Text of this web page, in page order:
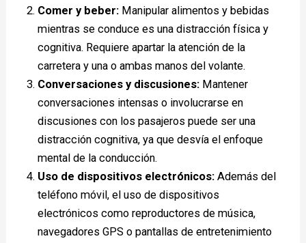
Comer y beber: Manipular alimentos y bebidas
mientras se conduce es una distracción física y
cognitiva. Requiere apartar la atención de la
carretera y una o ambas manos del volante.
Conversaciones y discusiones: Mantener
conversaciones intensas o involucrarse en
discusiones con los pasajeros puede ser una
distracción cognitiva, ya que desvía el enfoque
mental de la conducción.
Uso de dispositivos electrónicos: Además del
teléfono móvil, el uso de dispositivos
electrónicos como reproductores de música,
navegadores GPS o pantallas de entretenimiento